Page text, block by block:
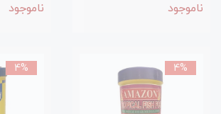
ناموجود ناموجود
4%
4%